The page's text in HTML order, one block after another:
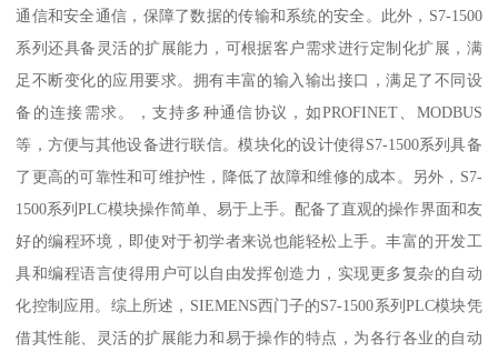
通信和安全通信，保障了数据的传输和系统的安全。此外，S7-1500
系列还具备灵活的扩展能力，可根据客户需求进行定制化扩展，满
足不断变化的应用要求。拥有丰富的输入输出接口，满足了不同设
备的连接需求。，支持多种通信协议，如PROFINET、MODBUS
等，方便与其他设备进行联信。模块化的设计使得S7-1500系列具备
了更高的可靠性和可维护性，降低了故障和维修的成本。另外，S7-
1500系列PLC模块操作简单、易于上手。配备了直观的操作界面和友
好的编程环境，即使对于初学者来说也能轻松上手。丰富的开发工
具和编程语言使得用户可以自由发挥创造力，实现更多复杂的自动
化控制应用。综上所述，SIEMENS西门子的S7-1500系列PLC模块凭
借其性能、灵活的扩展能力和易于操作的特点，为各行各业的自动